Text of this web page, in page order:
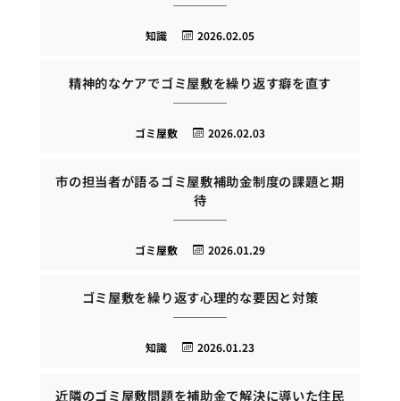
2026.02.05
知識
精神的なケアでゴミ屋敷を繰り返す癖を直す
2026.02.03
ゴミ屋敷
市の担当者が語るゴミ屋敷補助金制度の課題と期
待
2026.01.29
ゴミ屋敷
ゴミ屋敷を繰り返す心理的な要因と対策
2026.01.23
知識
近隣のゴミ屋敷問題を補助金で解決に導いた住民